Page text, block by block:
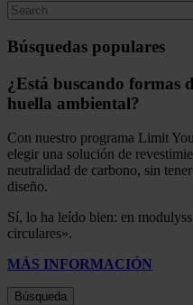
Búsquedas populares
¿Está buscando formas
huella ambiental?
Con nuestro programa Limit
elegir una solución de
neutralidad de carbono, sin
diseño.
Sí, lo ha leído bien: en
circulares».
MÁS INFORMACIÓN
Búsqueda